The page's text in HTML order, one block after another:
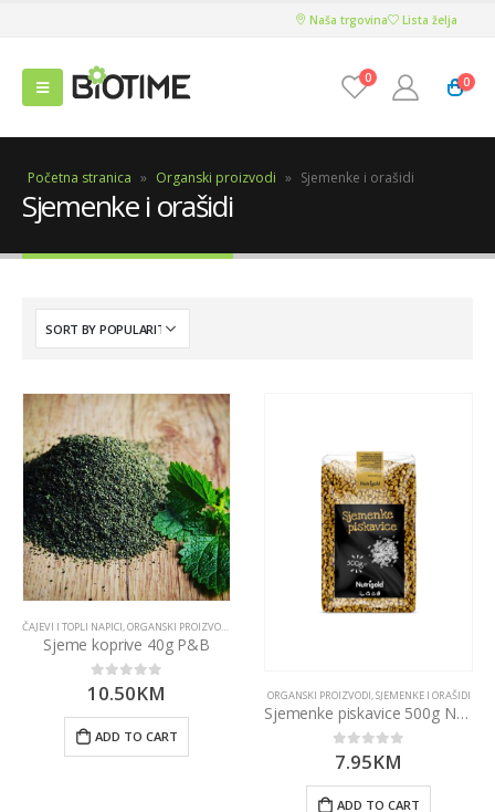
Naša trgovina Lista želja
0 0
Početna stranica » Organski proizvodi » Sjemenke i orašidi
Sjemenke i orašidi
ČAJEVI I TOPLI NAPICI,ORGANSKI PROIZVODI
Sjeme koprive 40g P&B
0 out of 5
10.50KM
ADD TO CART
ORGANSKI PROIZVODI,SJEMENKE I ORAŠIDI
Sjemenke piskavice 500g Nutrigold
0out of 5
7.95KM
ADD TO CART